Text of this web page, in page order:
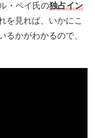
・ペイ氏の独占イン
を見れば、いかにこ
るかがわかるので、